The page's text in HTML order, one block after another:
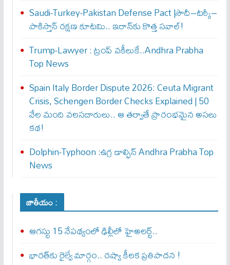
Saudi-Turkey-Pakistan Defense Pact |సౌదీ–టర్కీ–
పాకిస్తాన్ రక్షణ కూటమి.. ఇరాన్‌కు కొత్త సవాల్!
Trump-Lawyer : ట్రంప్ వ‌కీలుకే..Andhra Prabha
Top News
Spain Italy Border Dispute 2026: Ceuta Migrant
Crisis, Schengen Border Checks Explained | 50
వేల మంది వలసదారులు.. ఆ తర్వాతే ప్రారంభ‌మైన అసలు
కథ!
Dolphin-Typhoon :ఉగ్ర డాల్ఫిన్ Andhra Prabha Top
News
జాతీయం :
ఆగస్టు 15 నేపథ్యంలో ఢిల్లీలో హైఅలర్ట్..
భారత్‌కు రైల్వే మార్గం.. రష్యా కీలక ప్రతిపాదన !